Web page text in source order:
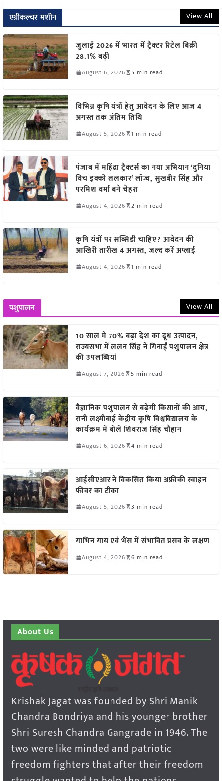
एग्रीकल्चर मशीन View All
जुलाई 2026 में भारत में ट्रैक्टर रिटेल बिक्री
28.1% बढ़ी
August 6, 2026 5 min read
विभिन्न कृषि यंत्रों हेतु आवेदन के लिए आज 4
अगस्त तक अंतिम तिथि
August 5, 2026 1 min read
पंजाब में महिंद्रा ट्रैक्टर्स का नया अभियान ‘दुनिया
विच इक्को ललकार’ लॉन्च, सुखबीर सिंह और
परमिश वर्मा बने चेहरा
August 4, 2026 2 min read
कृषि यंत्रों पर सब्सिडी चाहिए? आवेदन की
आखिरी तारीख 4 अगस्त, जल्द करें अप्लाई
August 4, 2026 1 min read
पशुपालन View All
10 साल में 70% बढ़ा देश का दूध उत्पादन,
राज्यसभा में ललन सिंह ने गिनाईं पशुपालन क्षेत्र
की उपलब्धियां
August 7, 2026 5 min read
वैज्ञानिक पशुपालन से बढ़ेगी किसानों की आय,
रानी लक्ष्मीबाई केंद्रीय कृषि विश्वविद्यालय के
कार्यक्रम में बोले शिवराज सिंह चौहान
August 6, 2026 4 min read
आईसीएआर ने विकसित किया अफ्रीकी स्वाइन
फीवर का टीका
August 5, 2026 3 min read
गाभिन गाय एवं भैंस में संभावित प्रसव के लक्षण
August 4, 2026 6 min read
About Us
Krishak Jagat was founded by Shri Manik
Chandra Bondriya and his younger brother
Shri Suresh Chandra Gangrade in 1946. The
two were like minded and patriotic
freedom fighters that after their freedom